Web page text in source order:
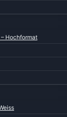
Hochformat
ein
Die
ca. eine